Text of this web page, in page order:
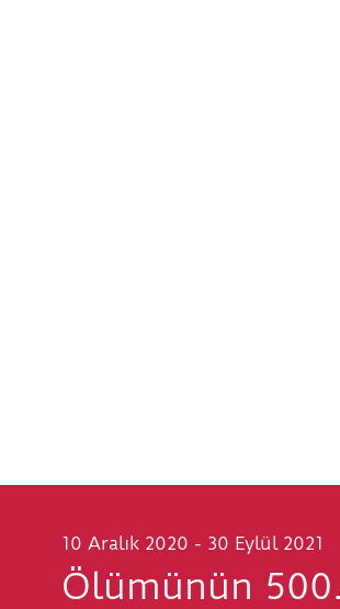
10 Aralık 2020 - 30 Eylül 2021
Ölümünün